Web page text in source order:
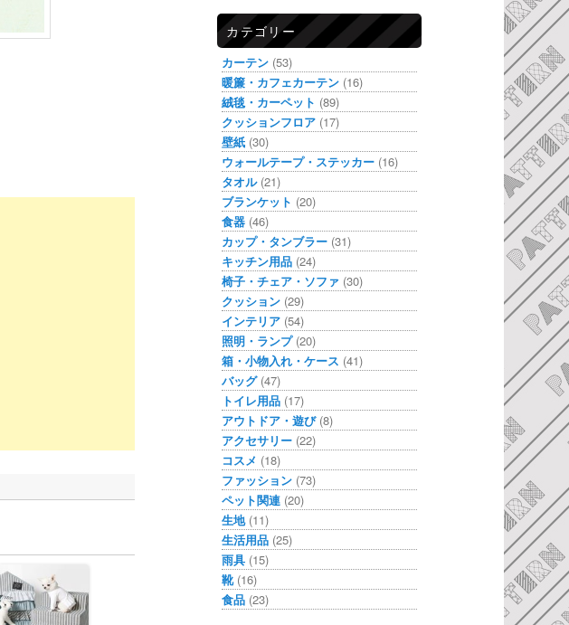
カテゴリー
カーテン (53)
暖簾・カフェカーテン (16)
絨毯・カーペット (89)
クッションフロア (17)
壁紙 (30)
ウォールテープ・ステッカー (16)
タオル(21)
ブランケット (20)
食器 (46)
カップ・タンブラー (31)
キッチン用品 (24)
椅子・チェア・ソファ (30)
クッション (29)
インテリア (54)
照明・ランプ(20)
箱・小物入れ・ケース (41)
バッグ(47)
トイレ用品 (17)
アウトドア・遊び(8)
アクセサリー (22)
コスメ (18)
ファッション (73)
ペット関連 (20)
生地(11)
生活用品 (25)
雨具 (15)
靴(16)
食品 (23)